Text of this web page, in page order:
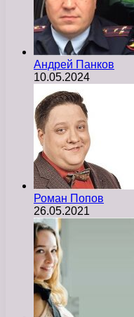
Андрей Панков
10.05.2024
Роман Попов
26.05.2021